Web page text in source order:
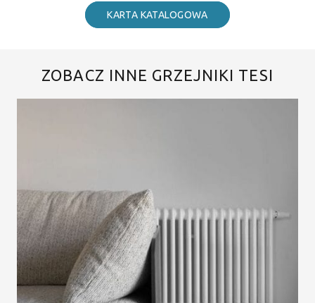
KARTA KATALOGOWA
ZOBACZ INNE GRZEJNIKI TESI